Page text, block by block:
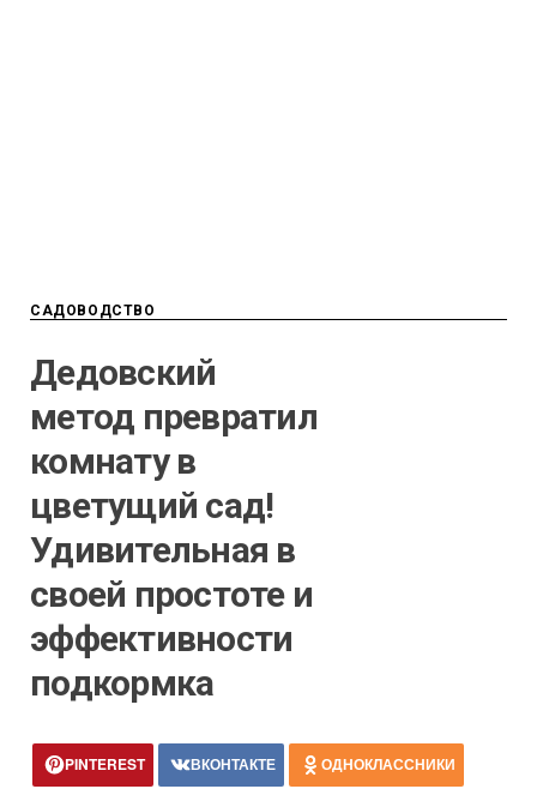
САДОВОДСТВО
Дедовский
метод превратил
комнату в
цветущий сад!
Удивительная в
своей простоте и
эффективности
подкормка
PINTEREST ВКОНТАКТЕ ОДНОКЛАССНИКИ